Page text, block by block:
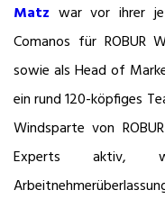
Matz war vor ihrer
Comanos für ROBUR
sowie als Head of
ein rund 120-köpfiges
Windsparte von
Experts